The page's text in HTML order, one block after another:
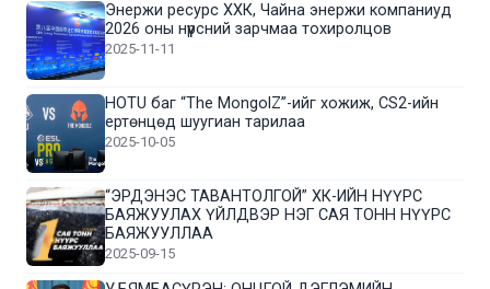
Энержи ресурс ХХК, Чайна энержи компаниуд
2026 оны нүүрсний зарчмаа тохиролцов
2025-11-11
HOTU баг “The MongolZ”-ийг хожиж, CS2-ийн
ертөнцөд шуугиан тарилаа
2025-10-05
“ЭРДЭНЭС ТАВАНТОЛГОЙ” ХК-ИЙН НҮҮРС
БАЯЖУУЛАХ ҮЙЛДВЭР НЭГ САЯ ТОНН НҮҮРС
БАЯЖУУЛЛАА
2025-09-15